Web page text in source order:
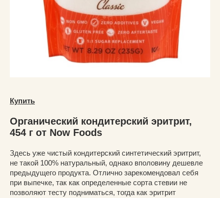
Купить
Органический кондитерский эритрит,
454 г от Now Foods
Здесь уже чистый кондитерский синтетический эритрит,
не такой 100% натуральный, однако вполовину дешевле
предыдущего продукта. Отлично зарекомендовал себя
при выпечке, так как определенные сорта стевии не
позволяют тесту подниматься, тогда как эритрит